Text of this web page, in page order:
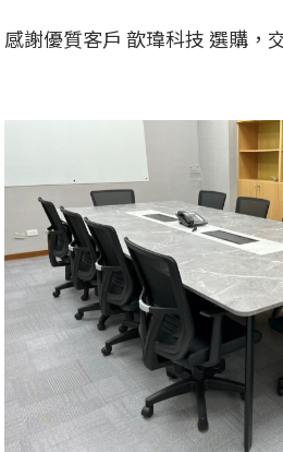
感謝優質客戶 歆瑋科技 選購，